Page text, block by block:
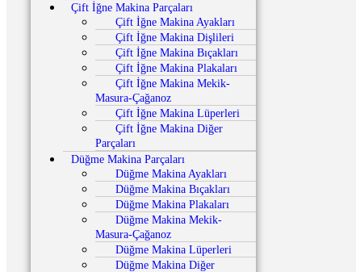
Çift İğne Makina Parçaları
Çift İğne Makina Ayakları
Çift İğne Makina Dişlileri
Çift İğne Makina Bıçakları
Çift İğne Makina Plakaları
Çift İğne Makina Mekik-
Masura-Çağanoz
Çift İğne Makina Lüperleri
Çift İğne Makina Diğer
Parçaları
Düğme Makina Parçaları
Düğme Makina Ayakları
Düğme Makina Bıçakları
Düğme Makina Plakaları
Düğme Makina Mekik-
Masura-Çağanoz
Düğme Makina Lüperleri
Düğme Makina Diğer